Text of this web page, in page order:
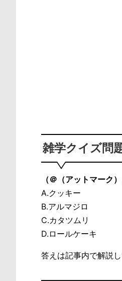
雑学クイズ問
（＠（アットマーク
A.クッキー
B.アルマジロ
C.カタツムリ
D.ロールケーキ
答えは記事内で解説